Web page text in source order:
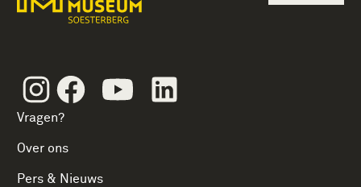
InstagramFacebookYoutube
Vragen?
Over ons
Pers & Nieuws